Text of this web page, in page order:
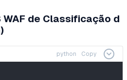
WAF de Classificação d
python Copy